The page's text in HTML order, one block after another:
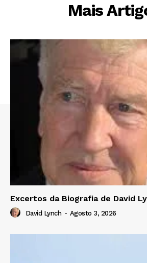
Mais
Excertos da Biografia de David
David Lynch - Agosto 3, 2026